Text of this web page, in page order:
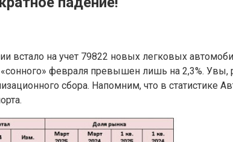
встало на учет 79822 новых легковых
февраля превышен лишь на 2,3%.
сбора. Напомним, что в статистике